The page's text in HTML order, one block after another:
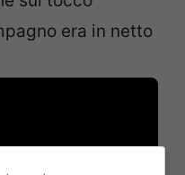
era in netto